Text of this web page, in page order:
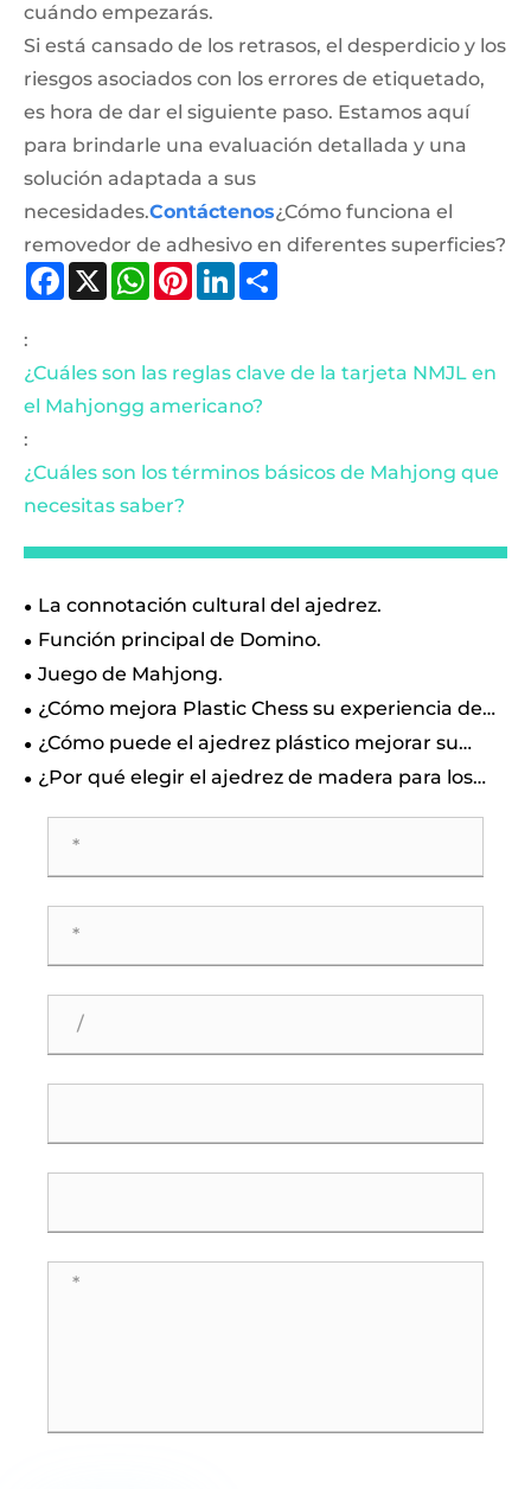
cuándo empezarás.
Si está cansado de los retrasos, el desperdicio y los
riesgos asociados con los errores de etiquetado,
es hora de dar el siguiente paso. Estamos aquí
para brindarle una evaluación detallada y una
solución adaptada a sus
necesidades.Contáctenos¿Cómo funciona el
removedor de adhesivo en diferentes superficies?
Facebook
X WhatsApp
PinterestLinkedIn
:
¿Cuáles son las reglas clave de la tarjeta NMJL en
el Mahjongg americano?
:
¿Cuáles son los términos básicos de Mahjong que
necesitas saber?
La connotación cultural del ajedrez.
Función principal de Domino.
Juego de Mahjong.
¿Cómo mejora Plastic Chess su experiencia de
juego?
¿Cómo puede el ajedrez plástico mejorar su
experiencia de juego?
¿Por qué elegir el ajedrez de madera para los